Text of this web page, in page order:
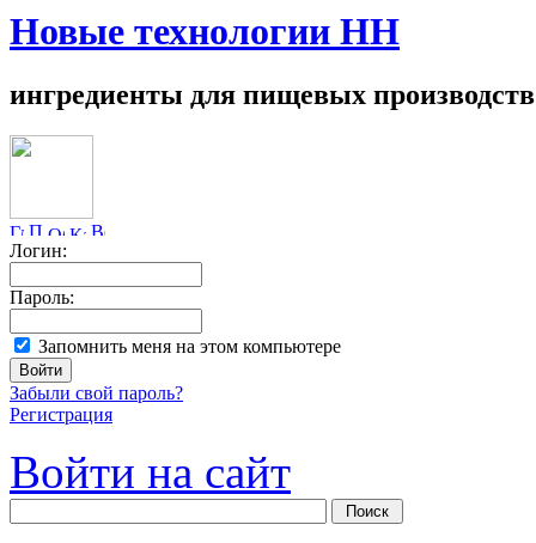
Новые технологии НН
ингредиенты для пищевых производств
Логин:
Пароль:
Запомнить меня на этом компьютере
Забыли свой пароль?
Регистрация
Войти на сайт